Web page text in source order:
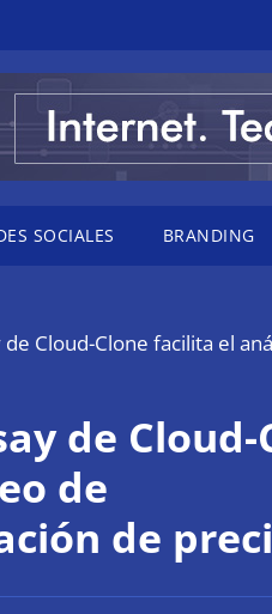
SOCIALES BRANDING
Cloud-Clone facilita el
de Cloud-
de
de